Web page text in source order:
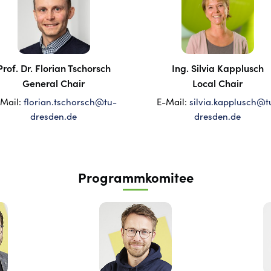
Dr. Florian Tschorsch
General Chair
florian.tschorsch@tu-
dresden.de
Ing. Silvia Kapplusch
Local Chair
E-Mail:
dresden.de
Programmkomitee